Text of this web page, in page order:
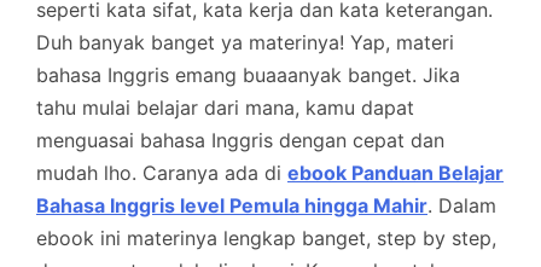
seperti kata sifat, kata kerja dan kata keterangan.
Duh banyak banget ya materinya! Yap, materi
bahasa Inggris emang buaaanyak banget. Jika
tahu mulai belajar dari mana, kamu dapat
menguasai bahasa Inggris dengan cepat dan
mudah lho. Caranya ada di ebook Panduan Belajar
Bahasa Inggris level Pemula hingga Mahir. Dalam
ebook ini materinya lengkap banget, step by step,